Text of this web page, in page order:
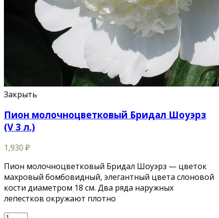
Закрыть
Пион молочноцветковый Бридал Шоуэрз
(V 3 л.)
1,930 ₽
Пион молочноцветковый Бридал Шоуэрз — цветок
махровый бомбовидный, элегантный цвета слоновой
кости диаметром 18 см. Два ряда наружных
лепестков окружают плотно